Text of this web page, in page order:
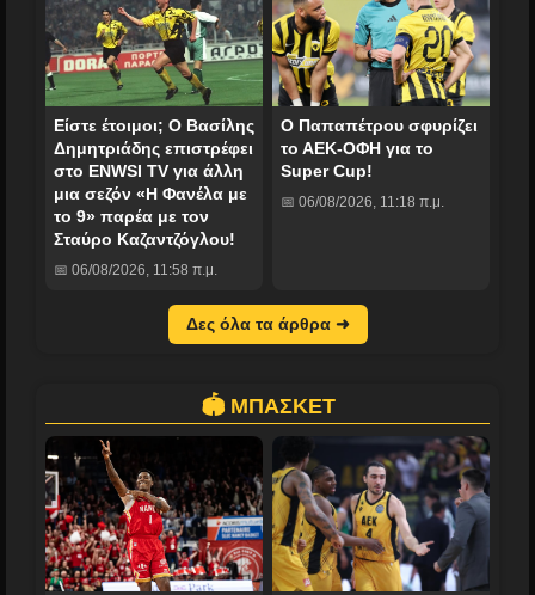
Είστε έτοιμοι; Ο Βασίλης
Δημητριάδης επιστρέφει
στο ENWSI TV για άλλη
μια σεζόν «Η Φανέλα με
το 9» παρέα με τον
Σταύρο Καζαντζόγλου!
📅 06/08/2026, 11:58 π.μ.
Ο Παπαπέτρου σφυρίζει
το ΑΕΚ-ΟΦΗ για το
Super Cup!
📅 06/08/2026, 11:18 π.μ.
Δες όλα τα άρθρα ➜
🏟️ ΜΠΑΣΚΕΤ